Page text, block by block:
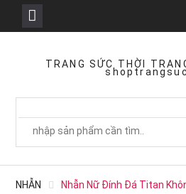
TRANG SỨC THỜI
NHẪN Nhẫn Nữ Đính Đá Titan